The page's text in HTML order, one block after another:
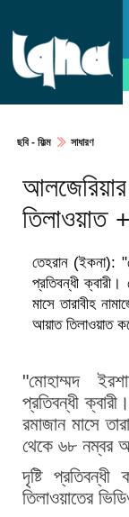
ছবি‎ - ফিল্ম সাধারণ
তিলাওয়াত
তেহরান (ইকনা):
প্রতিবন্ধী
মাসে তারাবীহ
আয়াত তিলাওয়াত
"মোহাম্মদ
প্রতিবন্ধী
রমাজান মাসে
থেকে ৬৮ নম্বর
দৃষ্টি
তিলাওয়াতের